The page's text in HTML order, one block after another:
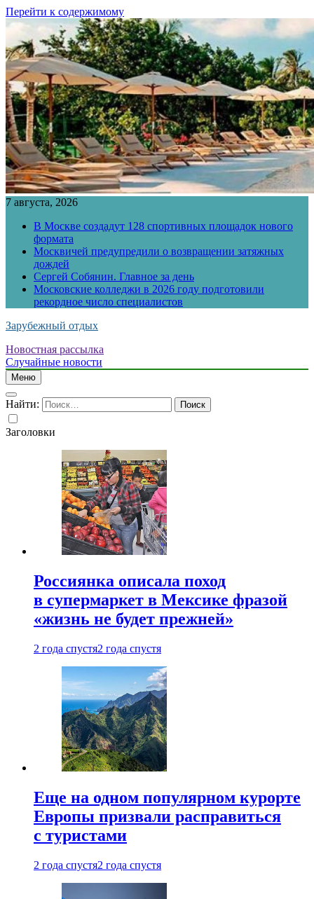
Перейти к содержимому
7 августа, 2026
В Москве создадут 128 спортивных площадок нового
формата
Москвичей предупредили о возвращении затяжных
дождей
Сергей Собянин. Главное за день
Московские колледжи в 2026 году подготовили
рекордное число специалистов
Зарубежный отдых
Новостная рассылка
Случайные новости
Меню
Найти:
Заголовки
Россиянка описала поход
в супермаркет в Мексике фразой
«жизнь не будет прежней»
2 года спустя2 года спустя
Еще на одном популярном курорте
Европы призвали расправиться
с туристами
2 года спустя2 года спустя